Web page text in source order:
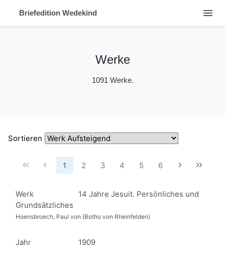
Briefedition Wedekind menu
Werke
1091 Werke.
Sortieren
1 2 3 4 5 6
Werk
14 Jahre Jesuit. Persönliches und
Grundsätzliches
Hoensbroech, Paul von (Botho von Rheinfelden)
Jahr 1909